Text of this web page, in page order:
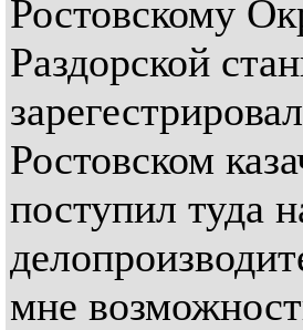
Ростовскому
Раздорской
Ростовском
поступил туда
мне